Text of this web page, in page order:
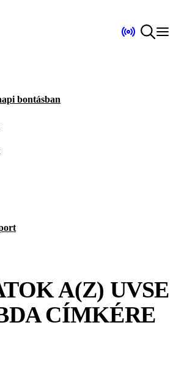
bontásban
A(Z) UVSE
CÍMKÉRE